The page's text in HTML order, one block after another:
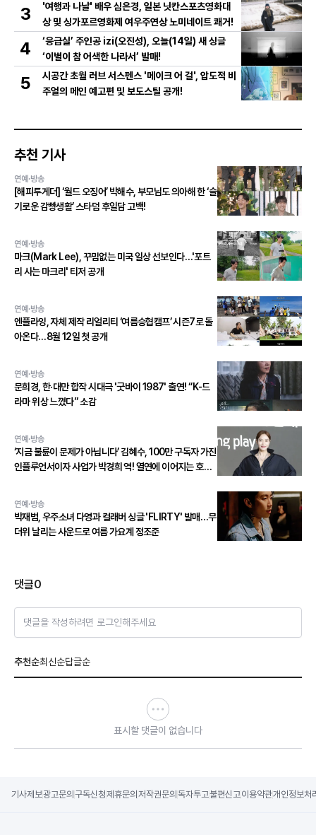
3
'여행과 나날' 배우 심은경, 일본 닛칸스포츠영화대
상 및 싱가포르영화제 여우주연상 노미네이트 쾌거!
4
‘응급실’ 주인공 izi(오진성), 오늘(14일) 새 싱글
‘이별이 참 어색한 나라서’ 발매!
5
시공간 초월 러브 서스펜스 '메이크 어 걸', 압도적 비
주얼의 메인 예고편 및 보도스틸 공개!
추천 기사
연예·방송
[해피투게더] ‘월드 오징어’ 박해수, 부모님도 의아해 한 ‘슬
기로운 감빵생활’ 스타덤 후일담 고백!
연예·방송
마크(Mark Lee), 꾸밈없는 미국 일상 선보인다…'포트
리 사는 마크리' 티저 공개
연예·방송
엔플라잉, 자체 제작 리얼리티 ‘여름승협캠프’ 시즌7로 돌
아온다…8월 12일 첫 공개
연예·방송
문희경, 한·대만 합작 시대극 '굿바이 1987' 출연! “K-드
라마 위상 느꼈다” 소감
연예·방송
‘지금 불륜이 문제가 아닙니다’ 김혜수, 100만 구독자 가진
인플루언서이자 사업가 박경희 역! 열연에 이어지는 호평
연예·방송
박재범, 우주소녀 다영과 컬래버 싱글 'FLIRTY' 발매…무
더위 날리는 사운드로 여름 가요계 정조준
댓글0
댓글을 작성하려면 로그인해주세요
추천순최신순답글순
표시할 댓글이 없습니다
기사제보광고문의 구독신청제휴문의 저작권문의 독자투고불편신고이용약관개인정보처